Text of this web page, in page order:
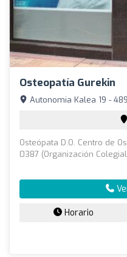
Osteopatía Gurekin
Autonomia Kalea 19 -
Osteópata D.O. Centro de
0387 (Organización
Horario